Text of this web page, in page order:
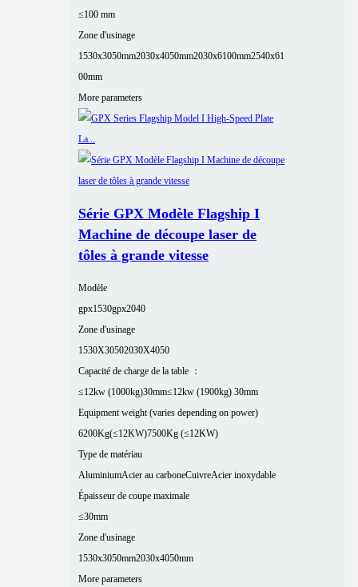
≤100 mm
Zone d'usinage
1530x3050mm2030x4050mm2030x6100mm2540x61
00mm
More parameters
Série GPX Modèle Flagship I
Machine de découpe laser de
tôles à grande vitesse
Modèle
gpx1530gpx2040
Zone d'usinage
1530X30502030X4050
Capacité de charge de la table ：
≤12kw (1000kg)30mm≤12kw (1900kg) 30mm
Equipment weight (varies depending on power)
6200Kg(≤12KW)7500Kg (≤12KW)
Type de matériau
AluminiumAcier au carboneCuivreAcier inoxydable
Épaisseur de coupe maximale
≤30mm
Zone d'usinage
1530x3050mm2030x4050mm
More parameters